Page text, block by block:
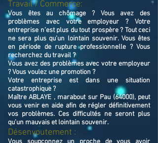
Travail / Commerce:
Vous êtes au chômage ? Vous avez des
problèmes avec votre employeur ? Votre
entreprise n’est plus du tout prospère ? Tout ceci
ne sera plus qu’un lointain souvenir. Vous êtes
en période de rupture professionnelle ? Vous
recherchez du travail ?
Vous avez des problèmes avec votre employeur
? Vous voulez une promotion ?
Votre entreprise est dans une situation
catastrophique ?
Maître ABLAYE , marabout sur Pau (64000), peut
vous venir en aide afin de régler définitivement
vos problèmes. Ces difficultés ne seront plus
qu’un mauvais et lointain souvenir.
Désenvoutement :